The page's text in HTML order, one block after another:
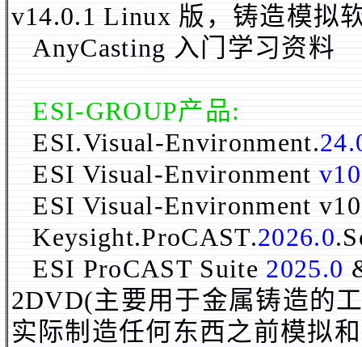
v14.0.1 Linux 版，铸造模拟
AnyCasting 入门学习资料
ESI-GROUP产品:
ESI.Visual-Environment.
ESI Visual-Environment
ESI Visual-Environment
Keysight.ProCAST.2026.0
ESI ProCAST Suite 2025.0
2DVD(主要用于金属铸造的
实际制造任何东西之前模拟